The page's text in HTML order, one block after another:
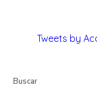
Tweets by
Buscar